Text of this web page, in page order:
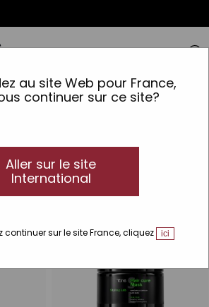
au site Web pour France,
continuer sur ce site?
Aller sur le site
International
continuer sur le site France, cliquez ici
> Cheveux Colorés
spécialistes des soins pour cheveux
sélection de produits de qualité